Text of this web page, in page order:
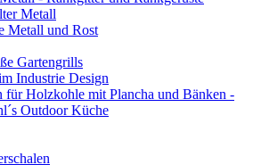
Metall
Metall und Rost
Gartengrills
Industrie Design
für Holzkohle mit Plancha und Bänken -
Outdoor Küche